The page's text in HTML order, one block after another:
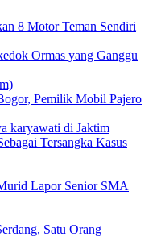
8 Motor Teman Sendiri
Ormas yang Ganggu
Pemilik Mobil Pajero
Tersangka Kasus
Lapor Senior SMA
Satu Orang